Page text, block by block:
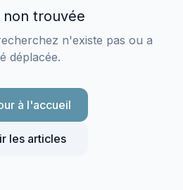
non trouvée
n'existe pas ou a
déplacée.
à l'accueil
les articles